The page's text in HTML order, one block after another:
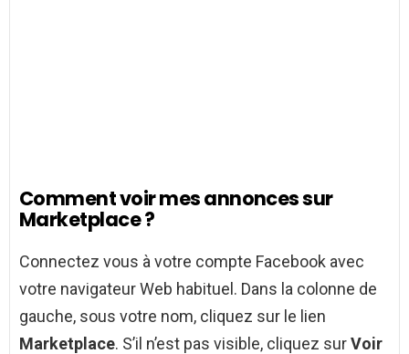
Comment voir mes annonces sur
Marketplace ?
Connectez vous à votre compte Facebook avec
votre navigateur Web habituel. Dans la colonne de
gauche, sous votre nom, cliquez sur le lien
Marketplace. S’il n’est pas visible, cliquez surVoir